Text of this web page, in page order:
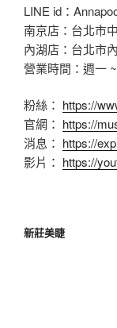
LINE id：
南京店：台北市
內湖店：台北市
營業時間：週一
粉絲： https://
官網： https://
消息： https://
影片： https://
新莊美睫